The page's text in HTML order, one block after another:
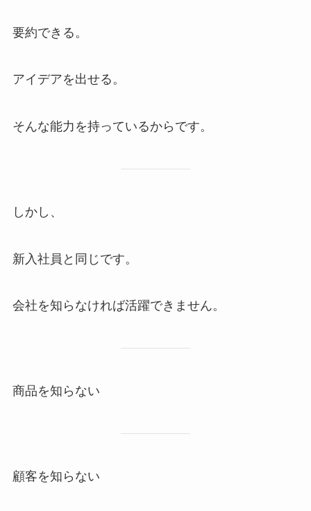
要約できる。
アイデアを出せる。
そんな能力を持っているからです。
しかし、
新入社員と同じです。
会社を知らなければ活躍できません。
商品を知らない
顧客を知らない